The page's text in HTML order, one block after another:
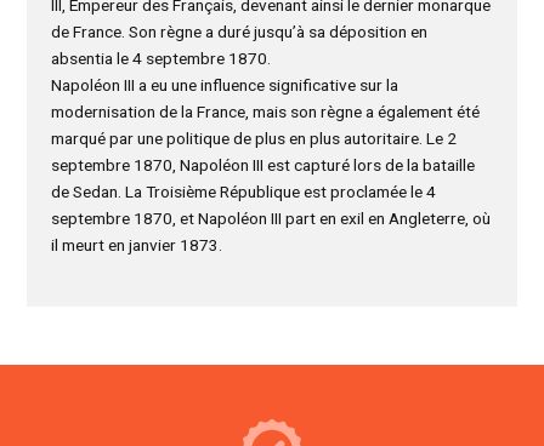
III, Empereur des Français, devenant ainsi le dernier monarque
de France. Son règne a duré jusqu’à sa déposition en
absentia le 4 septembre 1870.
Napoléon III a eu une influence significative sur la
modernisation de la France, mais son règne a également été
marqué par une politique de plus en plus autoritaire. Le 2
septembre 1870, Napoléon III est capturé lors de la bataille
de Sedan. La Troisième République est proclamée le 4
septembre 1870, et Napoléon III part en exil en Angleterre, où
il meurt en janvier 1873.